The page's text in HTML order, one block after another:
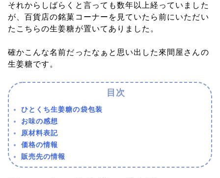
それからしばらくと言っても数年以上経っていました
が、百貨店の銘菓コーナーを見ていたら前にいただい
たこちらの生姜糖が置いてありました。
確かこんな名前だったなぁと思い出した來間屋さんの
生姜糖です。
ひとくち生姜糖の袋包装
お味の感想
原材料表記
価格の情報
販売先の情報